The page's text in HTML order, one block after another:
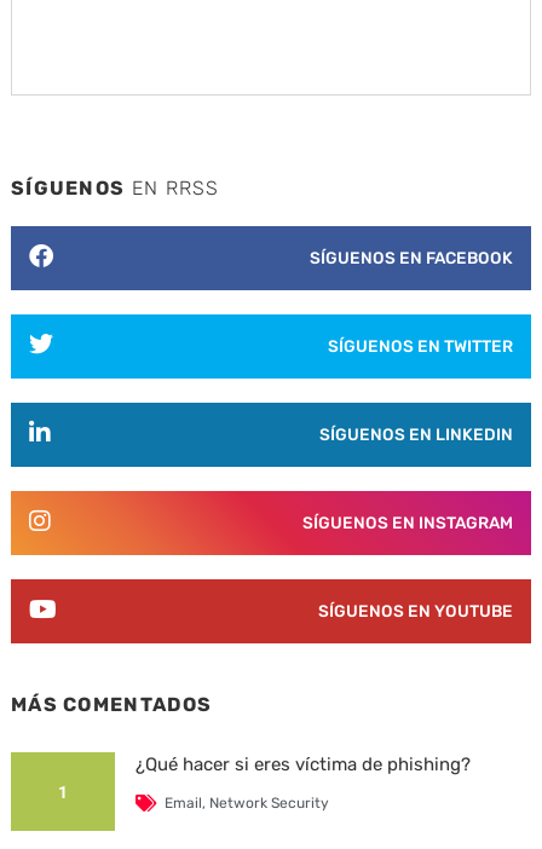
SÍGUENOS EN RRSS
SÍGUENOS EN FACEBOOK
SÍGUENOS EN TWITTER
SÍGUENOS EN LINKEDIN
SÍGUENOS EN INSTAGRAM
SÍGUENOS EN YOUTUBE
MÁS COMENTADOS
1
¿Qué hacer si eres víctima de phishing?
Email, Network Security